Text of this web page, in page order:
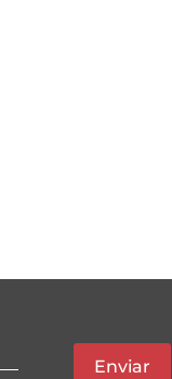
Enviar